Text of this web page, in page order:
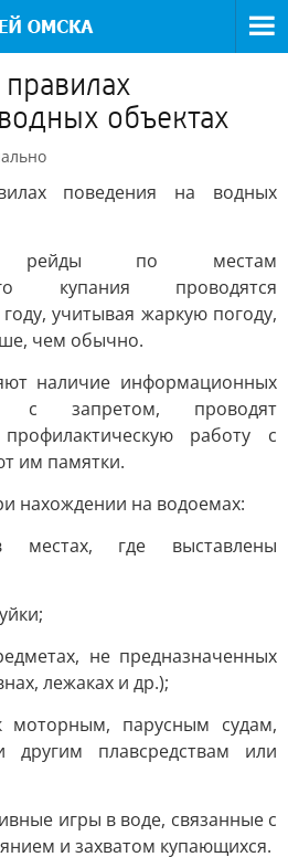
объектах
поведения на водных
рейды по местам
купания проводятся
учитывая жаркую погоду,
чем обычно.
наличие информационных
с запретом, проводят
работу с
им памятки.
нахождении на водоемах:
местах, где выставлены
не предназначенных
лежаках и др.);
моторным, парусным судам,
другим плавсредствам или
игры в воде, связанные с
и захватом купающихся.